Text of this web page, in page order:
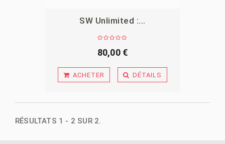
APERÇU
SW Unlimited :...
80,00 €
ACHETER DÉTAILS
RÉSULTATS 1 - 2 SUR 2.